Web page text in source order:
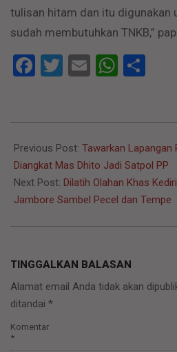
tulisan hitam dan itu digunakan
sudah membutuhkan TNKB,”
Facebook
Twitter
Email
08-
05
Previous Post: Tawarkan Lapangan
Diangkat Mas Dhito Jadi Satpol PP
Next Post: Dilatih Olahan Khas
Jambore Sambel Pecel dan Tempe
TINGGALKAN BALASAN
Alamat email Anda tidak akan
ditandai *
Komentar
*